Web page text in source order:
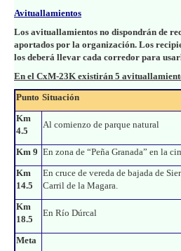
Avituallamientos
Los avituallamientos no dispondrán de
aportados por la organización. Los
los deberá llevar cada corredor para
En el CxM-23K existirán 5
Punto Situación
Km
4.5
Al comienzo de parque natural
Km 9 En zona de “Peña Granada” en la
Km
14.5
En cruce de vereda de bajada de
Carril de la Magara.
Km
18.5
En Río Dúrcal
Meta